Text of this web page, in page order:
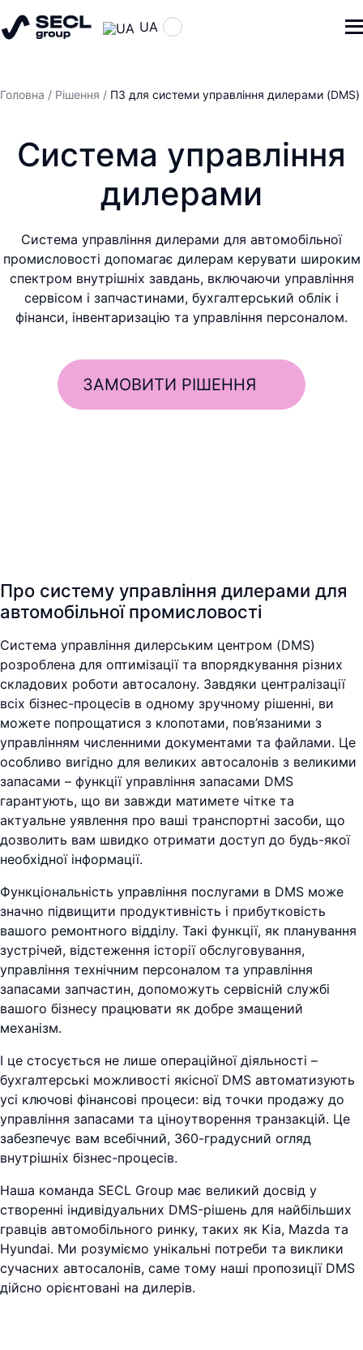
UA
Головна / Рішення / ПЗ для системи управління дилерами (DMS)
Система управління
дилерами
Система управління дилерами для автомобільної
промисловості допомагає дилерам керувати широким
спектром внутрішніх завдань, включаючи управління
сервісом і запчастинами, бухгалтерський облік і
фінанси, інвентаризацію та управління персоналом.
ЗАМОВИТИ РІШЕННЯ
Про систему управління дилерами для
автомобільної промисловості
Система управління дилерським центром (DMS)
розроблена для оптимізації та впорядкування різних
складових роботи автосалону. Завдяки централізації
всіх бізнес-процесів в одному зручному рішенні, ви
можете попрощатися з клопотами, пов’язаними з
управлінням численними документами та файлами. Це
особливо вигідно для великих автосалонів з великими
запасами – функції управління запасами DMS
гарантують, що ви завжди матимете чітке та
актуальне уявлення про ваші транспортні засоби, що
дозволить вам швидко отримати доступ до будь-якої
необхідної інформації.
Функціональність управління послугами в DMS може
значно підвищити продуктивність і прибутковість
вашого ремонтного відділу. Такі функції, як планування
зустрічей, відстеження історії обслуговування,
управління технічним персоналом та управління
запасами запчастин, допоможуть сервісній службі
вашого бізнесу працювати як добре змащений
механізм.
І це стосується не лише операційної діяльності –
бухгалтерські можливості якісної DMS автоматизують
усі ключові фінансові процеси: від точки продажу до
управління запасами та ціноутворення транзакцій. Це
забезпечує вам всебічний, 360-градусний огляд
внутрішніх бізнес-процесів.
Наша команда SECL Group має великий досвід у
створенні індивідуальних DMS-рішень для найбільших
гравців автомобільного ринку, таких як Kia, Mazda та
Hyundai. Ми розуміємо унікальні потреби та виклики
сучасних автосалонів, саме тому наші пропозиції DMS
дійсно орієнтовані на дилерів.